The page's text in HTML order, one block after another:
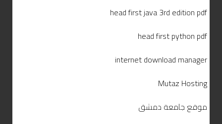
head first java 3rd edition pdf
head first python pdf
internet download manager
Mutaz Hosting
موقع جامعة دمشق